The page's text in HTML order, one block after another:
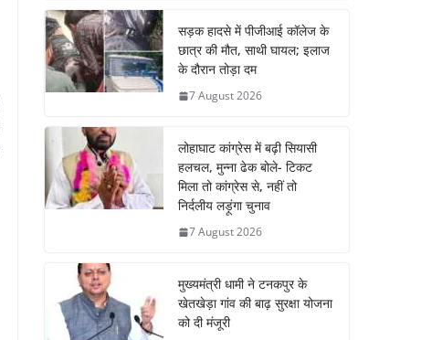
सड़क हादसे में पीजीआई कॉलेज के
छात्र की मौत, साथी घायल; इलाज
के दौरान तोड़ा दम
7 August 2026
लोहाघाट कांग्रेस में बढ़ी सियासी
हलचल, मुन्ना ढेक बोले- टिकट
मिला तो कांग्रेस से, नहीं तो
निर्दलीय लड़ूंगा चुनाव
7 August 2026
मुख्यमंत्री धामी ने टनकपुर के
खेतखेड़ा गांव की बाढ़ सुरक्षा योजना
को दी मंजूरी